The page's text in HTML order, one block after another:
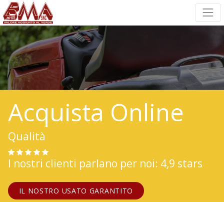
Acquista Online
Qualità
I nostri clienti parlano per noi: 4,9 stars
IL NOSTRO USATO GARANTITO